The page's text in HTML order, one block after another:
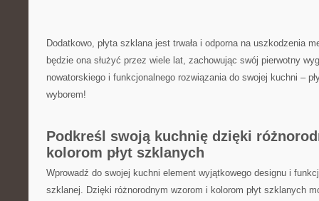
Dodatkowo, płyta szklana jest trwała i odporna na ⁢uszkodzenia​
będzie ona służyć przez wiele lat, zachowując swój ​pierwotny
nowatorskiego i funkcjonalnego rozwiązania do swojej kuchni –
wyborem!
Podkreśl swoją kuchnię dzięki
kolorom ‍płyt szklanych
Wprowadź do‌ swojej ‌kuchni element wyjątkowego designu i
szklanej. ​Dzięki różnorodnym wzorom i kolorom płyt szklanych